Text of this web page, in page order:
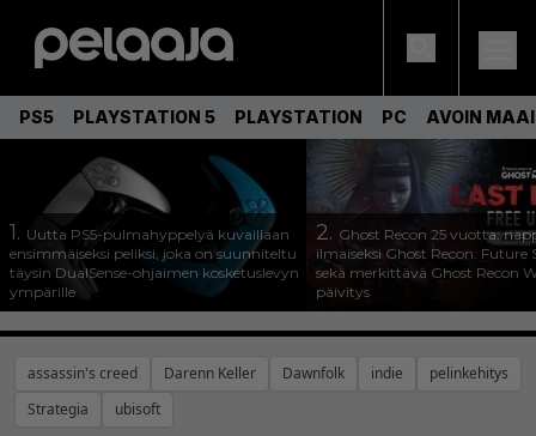
PS5 PLAYSTATION 5 PLAYSTATION PC AVOIN
1. Uutta PS5-pulmahyppelyä kuvaillaan
ensimmäiseksi peliksi, joka on suunniteltu
täysin DualSense-ohjaimen kosketuslevyn
ympärille
2. Ghost Recon 25 vuotta:
ilmaiseksi Ghost Recon: Future
sekä merkittävä Ghost Recon
päivitys
assassin's creed Darenn Keller Dawnfolk indie
pelinkehitys
Strategia
ubisoft